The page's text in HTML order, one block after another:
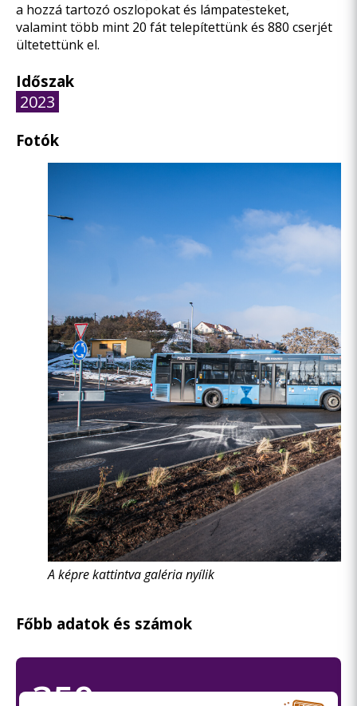
a hozzá tartozó oszlopokat és lámpatesteket,
valamint több mint 20 fát telepítettünk és 880 cserjét
ültetettünk el.
Időszak
2023
Fotók
A képre kattintva galéria nyílik
Főbb adatok és számok